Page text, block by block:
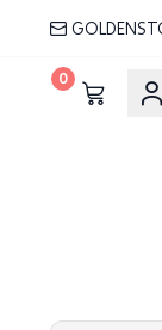
0